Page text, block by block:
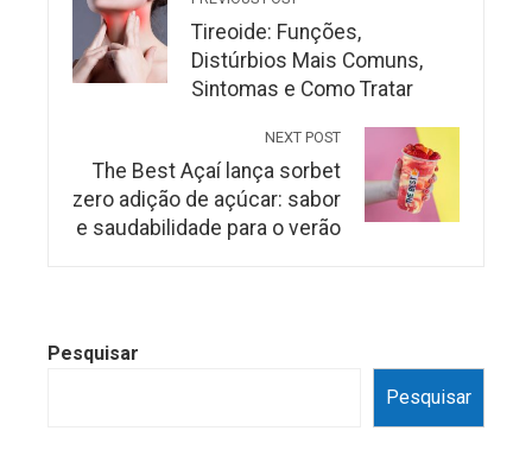
Tireoide: Funções,
Distúrbios Mais Comuns,
Sintomas e Como Tratar
NEXT POST
The Best Açaí lança sorbet
zero adição de açúcar: sabor
e saudabilidade para o verão
Pesquisar
Pesquisar